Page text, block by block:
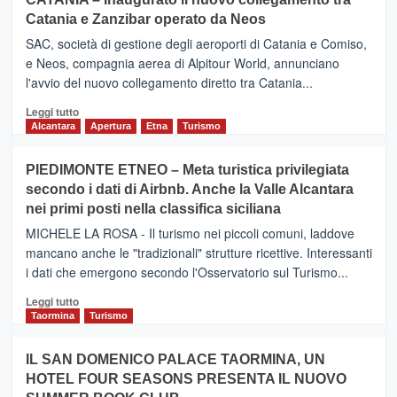
Catania e Zanzibar operato da Neos
SAC, società di gestione degli aeroporti di Catania e Comiso,
e Neos, compagnia aerea di Alpitour World, annunciano
l'avvio del nuovo collegamento diretto tra Catania...
Leggi tuttoLeggi
CATANIA
–
Inaugurato
il
nuovo
collegamento
tra
e
Zanzibar
da
Neos
Alcantara Apertura Etna Turismo
PIEDIMONTE ETNEO – Meta turistica privilegiata
secondo i dati di Airbnb. Anche la Valle Alcantara
nei primi posti nella classifica siciliana
MICHELE LA ROSA - Il turismo nei piccoli comuni, laddove
mancano anche le "tradizionali" strutture ricettive. Interessanti
i dati che emergono secondo l'Osservatorio sul Turismo...
Leggi tuttoLeggi
PIEDIMONTE
ETNEO
Taormina Turismo
IL SAN DOMENICO PALACE TAORMINA, UN
HOTEL FOUR SEASONS PRESENTA IL NUOVO